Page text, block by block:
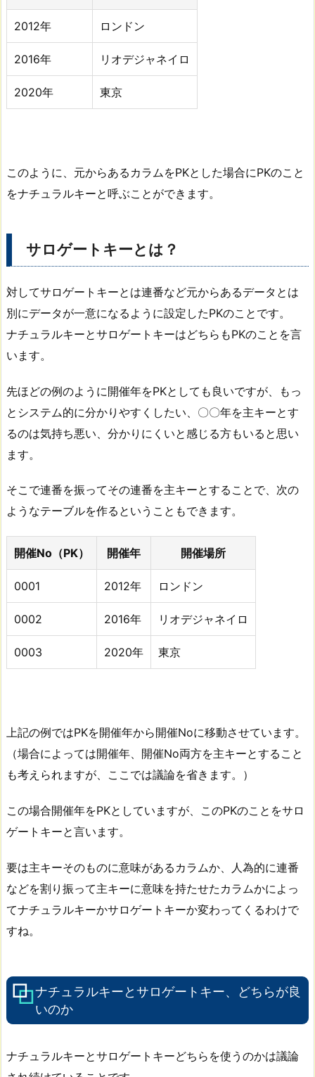
2012年 ロンドン
2016年 リオデジャネイロ
2020年 東京
このように、元からあるカラムをPKとした場合にPKのこと
をナチュラルキーと呼ぶことができます。
サロゲートキーとは？
対してサロゲートキーとは連番など元からあるデータとは
別にデータが一意になるように設定したPKのことです。
ナチュラルキーとサロゲートキーはどちらもPKのことを言
います。
先ほどの例のように開催年をPKとしても良いですが、もっ
とシステム的に分かりやすくしたい、〇〇年を主キーとす
るのは気持ち悪い、分かりにくいと感じる方もいると思い
ます。
そこで連番を振ってその連番を主キーとすることで、次の
ようなテーブルを作るということもできます。
開催No（PK） 開催年 開催場所
0001 2012年 ロンドン
0002 2016年 リオデジャネイロ
0003 2020年 東京
上記の例ではPKを開催年から開催Noに移動させています。
（場合によっては開催年、開催No両方を主キーとすること
も考えられますが、ここでは議論を省きます。）
この場合開催年をPKとしていますが、このPKのことをサロ
ゲートキーと言います。
要は主キーそのものに意味があるカラムか、人為的に連番
などを割り振って主キーに意味を持たせたカラムかによっ
てナチュラルキーかサロゲートキーか変わってくるわけで
すね。
ナチュラルキーとサロゲートキー、どちらが良
いのか
ナチュラルキーとサロゲートキーどちらを使うのかは議論